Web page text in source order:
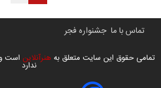
تماس با ما جشنواره فجر
تمامی حقوق این سایت متعلق به هنرآنلاین است و
ندارد